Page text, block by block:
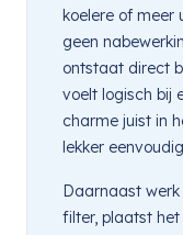
koelere of meer
geen
ontstaat direct
voelt logisch bij
charme juist in
lekker
Daarnaast werk
filter, plaatst